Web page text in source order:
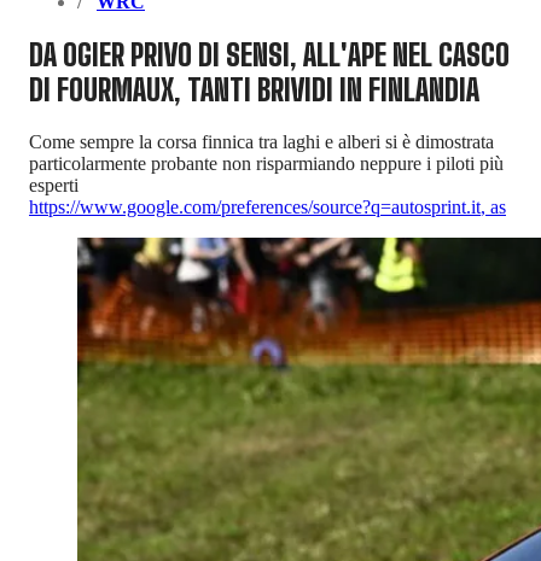
DA OGIER PRIVO DI SENSI, ALL'APE NEL CASCO
DI FOURMAUX, TANTI BRIVIDI IN FINLANDIA
Come sempre la corsa finnica tra laghi e alberi si è dimostrata
particolarmente probante non risparmiando neppure i piloti più
esperti
https://www.google.com/preferences/source?q=autosprint.it, as